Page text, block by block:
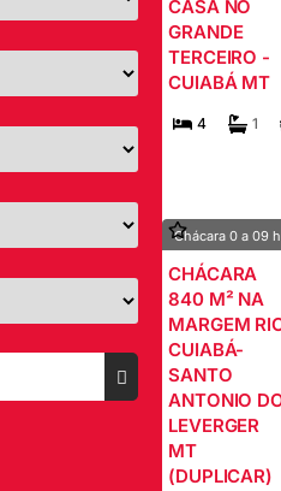
CASA NO
GRANDE
TERCEIRO -
CUIABÁ MT
4 1
Chácara 0 a 09
CHÁCARA
840 M² NA
MARGEM
CUIABÁ-
SANTO
ANTONIO
LEVERGER
MT
(DUPLICAR)